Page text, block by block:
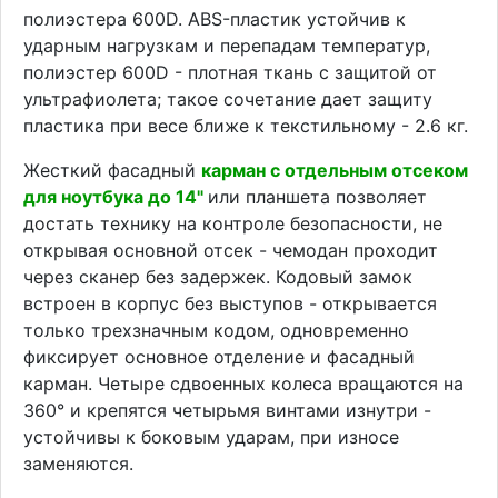
полиэстера 600D. ABS-пластик устойчив к
ударным нагрузкам и перепадам температур,
полиэстер 600D - плотная ткань с защитой от
ультрафиолета; такое сочетание дает защиту
пластика при весе ближе к текстильному - 2.6 кг.
Жесткий фасадный карман с отдельным отсеком
для ноутбука до 14" или планшета позволяет
достать технику на контроле безопасности, не
открывая основной отсек - чемодан проходит
через сканер без задержек. Кодовый замок
встроен в корпус без выступов - открывается
только трехзначным кодом, одновременно
фиксирует основное отделение и фасадный
карман. Четыре сдвоенных колеса вращаются на
360° и крепятся четырьмя винтами изнутри -
устойчивы к боковым ударам, при износе
заменяются.